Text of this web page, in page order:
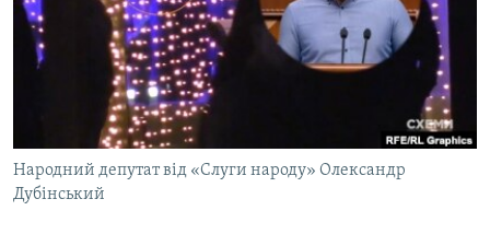
СПЕЦПРОЄКТИ
ПОДКАСТИ
КРИМ РЕАЛІЇ
РУС
УКР
Народний депутат від «Слуги народу» Олександр
Дубінський